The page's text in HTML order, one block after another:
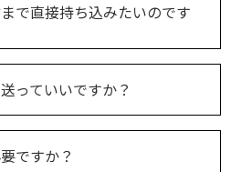
で直接持ち込みたいのです
っていいですか？
ですか？